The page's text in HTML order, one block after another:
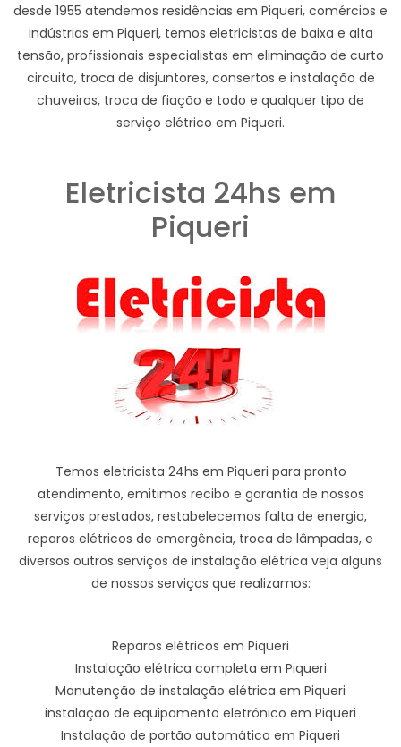
desde 1955 atendemos residências em Piqueri, comércios e
indústrias em Piqueri, temos eletricistas de baixa e alta
tensão, profissionais especialistas em eliminação de curto
circuito, troca de disjuntores, consertos e instalação de
chuveiros, troca de fiação e todo e qualquer tipo de
serviço elétrico em Piqueri.
Eletricista 24hs em
Piqueri
Temos eletricista 24hs em Piqueri para pronto
atendimento, emitimos recibo e garantia de nossos
serviços prestados, restabelecemos falta de energia,
reparos elétricos de emergência, troca de lâmpadas, e
diversos outros serviços de instalação elétrica veja alguns
de nossos serviços que realizamos:
Reparos elétricos em Piqueri
Instalação elétrica completa em Piqueri
Manutenção de instalação elétrica em Piqueri
instalação de equipamento eletrônico em Piqueri
Instalação de portão automático em Piqueri